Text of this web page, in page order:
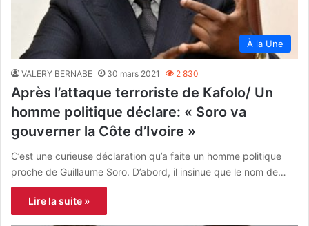
À la Une
VALERY BERNABE 30 mars 2021 2 830
Après l’attaque terroriste de Kafolo/ Un
homme politique déclare: « Soro va
gouverner la Côte d’Ivoire »
C’est une curieuse déclaration qu’a faite un homme politique
proche de Guillaume Soro. D’abord, il insinue que le nom de…
Lire la suite »